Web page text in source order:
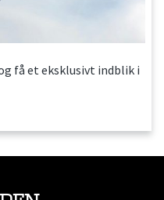
få et eksklusivt indblik i